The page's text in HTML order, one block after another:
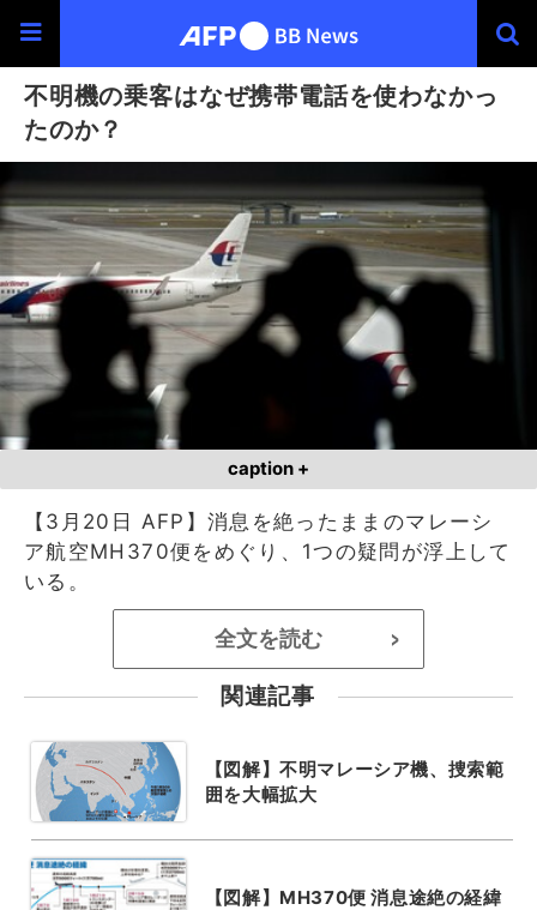
不明機の乗客はなぜ携帯電話を使わなかっ
たのか？
caption +
【3月20日 AFP】消息を絶ったままのマレーシ
ア航空MH370便をめぐり、1つの疑問が浮上して
いる。
全文を読む >
関連記事
【図解】不明マレーシア機、捜索範
囲を大幅拡大
【図解】MH370便 消息途絶の経緯